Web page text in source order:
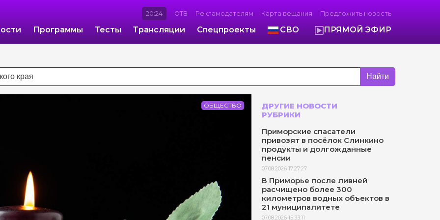
20:24 ОТВ Рекламодателям Карта вещания Предложить новость
Программы Тесты Трансляции Спецпроекты СВО ПРЯМОЙ ЭФИР
Найти
ОБЩЕСТВО
ДРУГИЕ НОВОСТИ
РУБРИКИ
Приморские спасатели
привозят в посёлок Слинкино
продукты и долгожданные
пенсии
07.08.2026 17:27:27
В Приморье после ливней
расчищено более 300
километров водных объектов в
21 муниципалитете
07.08.2026 15:33:11